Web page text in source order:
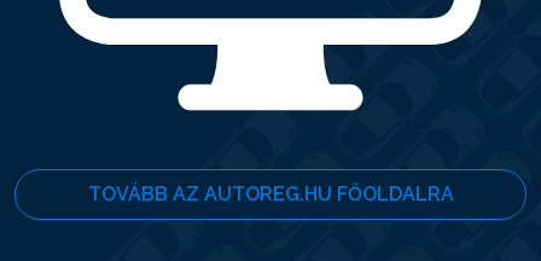
TOVÁBB AZ AUTOREG.HU FŐOLDALRA